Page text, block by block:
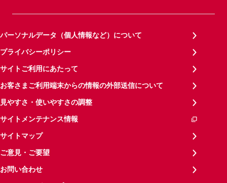
パーソナルデータ（個人情報など）について
プライバシーポリシー
サイトご利用にあたって
お客さまご利用端末からの情報の外部送信について
見やすさ・使いやすさの調整
サイトメンテナンス情報
サイトマップ
ご意見・ご要望
お問い合わせ